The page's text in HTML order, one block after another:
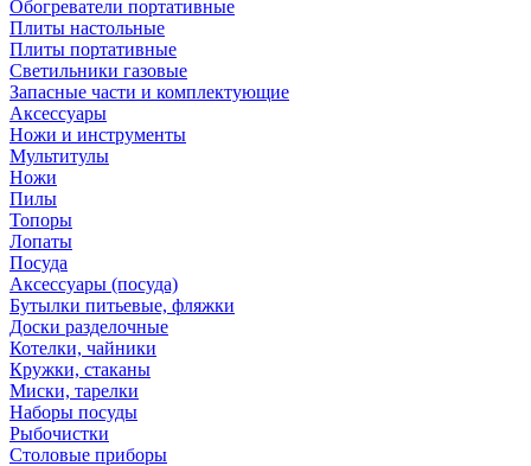
Обогреватели портативные
Плиты настольные
Плиты портативные
Светильники газовые
Запасные части и комплектующие
Аксессуары
Ножи и инструменты
Мультитулы
Ножи
Пилы
Топоры
Лопаты
Посуда
Аксессуары (посуда)
Бутылки питьевые, фляжки
Доски разделочные
Котелки, чайники
Кружки, стаканы
Миски, тарелки
Наборы посуды
Рыбочистки
Столовые приборы